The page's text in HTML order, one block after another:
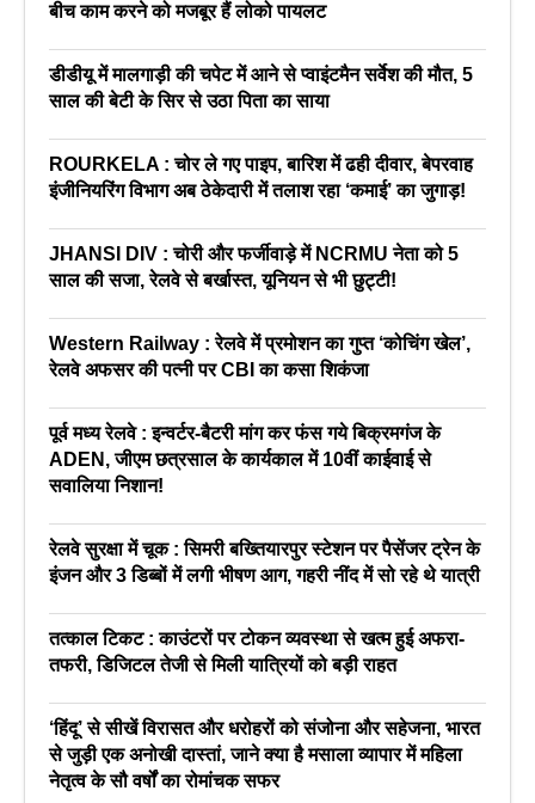
बीच काम करने को मजबूर हैं लोको पायलट
डीडीयू में मालगाड़ी की चपेट में आने से प्वाइंटमैन सर्वेश की मौत, 5
साल की बेटी के सिर से उठा पिता का साया
ROURKELA : चोर ले गए पाइप, बारिश में ढही दीवार, बेपरवाह
इंजीनियरिंग विभाग अब ठेकेदारी में तलाश रहा ‘कमाई’ का जुगाड़!
JHANSI DIV : चोरी और फर्जीवाड़े में NCRMU नेता को 5
साल की सजा, रेलवे से बर्खास्त, यूनियन से भी छुट्टी!
Western Railway : रेलवे में प्रमोशन का गुप्त ‘कोचिंग खेल’,
रेलवे अफसर की पत्नी पर CBI का कसा शिकंजा
पूर्व मध्य रेलवे : इन्वर्टर-बैटरी मांग कर फंस गये बिक्रमगंज के
ADEN, जीएम छत्रसाल के कार्यकाल में 10वीं काईवाई से
सवालिया निशान!
रेलवे सुरक्षा में चूक : सिमरी बख्तियारपुर स्टेशन पर पैसेंजर ट्रेन के
इंजन और 3 डिब्बों में लगी भीषण आग, गहरी नींद में सो रहे थे यात्री
तत्काल टिकट : काउंटरों पर टोकन व्यवस्था से खत्म हुई अफरा-
तफरी, डिजिटल तेजी से मिली यात्रियों को बड़ी राहत
‘हिंदू’ से सीखें विरासत और धरोहरों को संजोना और सहेजना, भारत
से जुड़ी एक अनोखी दास्तां, जाने क्या है मसाला व्यापार में महिला
नेतृत्व के सौ वर्षों का रोमांचक सफर